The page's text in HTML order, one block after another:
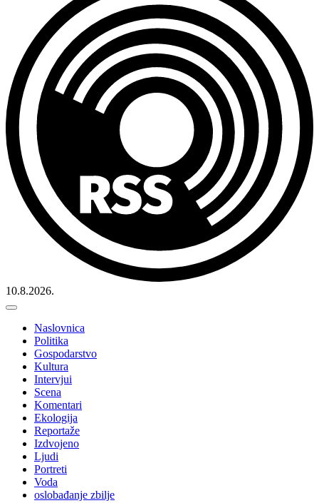
10.8.2026.
Naslovnica
Politika
Gospodarstvo
Kultura
Intervjui
Scena
Komentari
Ekologija
Reportaže
Izdvojeno
Ljudi
Portreti
Voda
oslobađanje zbilje